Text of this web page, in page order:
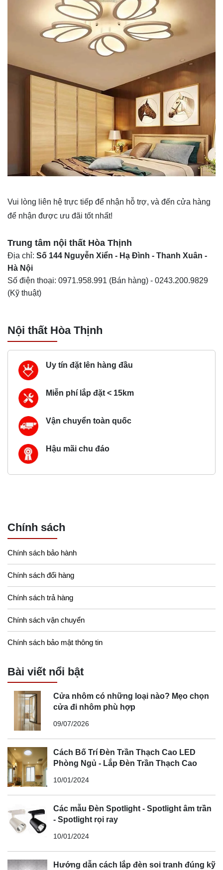
Vui lòng liên hệ trực tiếp để nhận hỗ trợ, và đến cửa hàng
để nhận được ưu đãi tốt nhất!
Trung tâm nội thất Hòa Thịnh
Địa chỉ: Số 144 Nguyễn Xiển - Hạ Đình - Thanh Xuân -
Hà Nội
Số điện thoại: 0971.958.991 (Bán hàng) - 0243.200.9829
(Kỹ thuật)
Nội thất Hòa Thịnh
Uy tín đặt lên hàng đầu
Miễn phí lắp đặt < 15km
Vận chuyển toàn quốc
Hậu mãi chu đáo
Chính sách
Chính sách bảo hành
Chính sách đổi hàng
Chính sách trả hàng
Chính sách vận chuyển
Chính sách bảo mật thông tin
Bài viết nổi bật
Cửa nhôm có những loại nào? Mẹo chọn
cửa đi nhôm phù hợp
09/07/2026
Cách Bố Trí Đèn Trần Thạch Cao LED
Phòng Ngủ - Lắp Đèn Trần Thạch Cao
10/01/2024
Các mẫu Đèn Spotlight - Spotlight âm trần
- Spotlight rọi ray
10/01/2024
Hướng dẫn cách lắp đèn soi tranh đúng kỹ